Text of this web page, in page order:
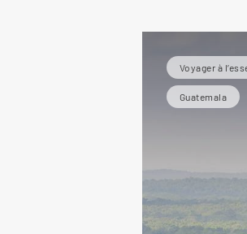
Voyager à
Guatemala